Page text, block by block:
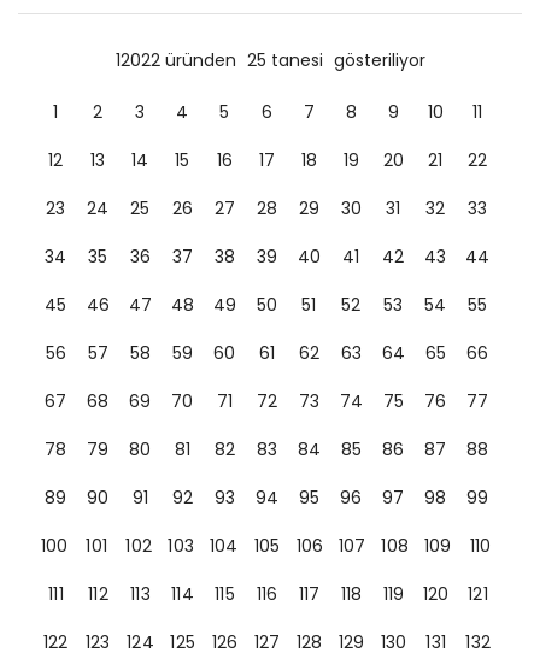
12022 üründen 25 tanesi gösteriliyor
1 2 3 4 5 6 7 8 9 10
11
12
13 14 15 16 17 18 19 20 21
22
23
24 25 26 27 28 29 30 31 32
33
34
35 36 37 38 39 40 41 42 43
44
45
46 47 48 49 50 51 52 53 54
55
56
57 58 59 60 61 62 63 64 65
66
67
68 69 70 71 72 73 74 75 76
77
78
79 80 81 82 83 84 85 86 87
88
89
90 91 92 93 94 95 96 97 98
99
100
101 102 103 104 105 106 107 108 109
110
111
112 113 114 115 116 117 118 119 120
121
122
123 124 125 126 127 128 129 130 131
132